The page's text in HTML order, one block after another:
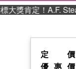
定！A.F.
定價
優惠價